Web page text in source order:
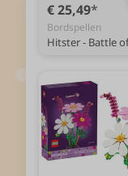
€ 25,49
Bordspellen